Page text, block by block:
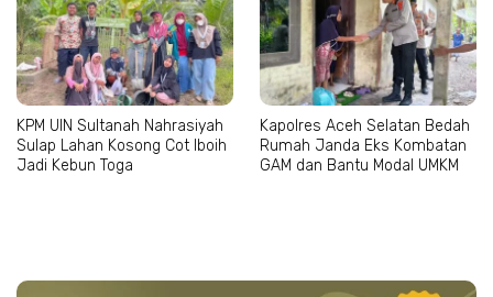
KPM UIN Sultanah Nahrasiyah
Sulap Lahan Kosong Cot Iboih
Jadi Kebun Toga
Kapolres Aceh Selatan Bedah
Rumah Janda Eks Kombatan
GAM dan Bantu Modal UMKM